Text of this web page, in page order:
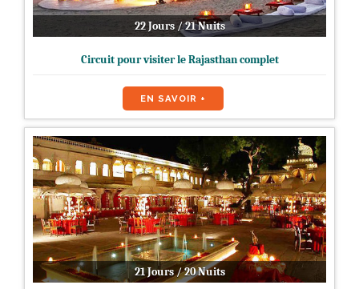
22 Jours / 21 Nuits
Circuit pour visiter le Rajasthan complet
EN SAVOIR +
21 Jours / 20 Nuits